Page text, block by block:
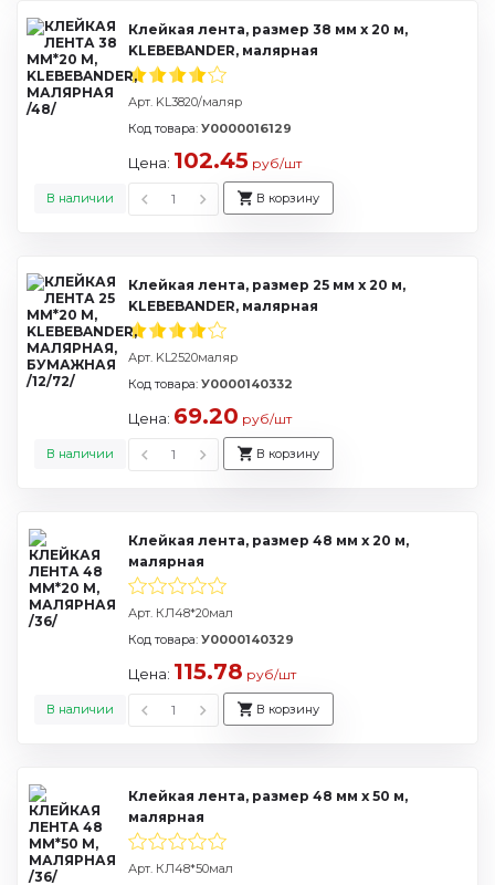
Клейкая лента, размер 38 мм х 20 м,
KLEBEBANDER, малярная
Арт. KL3820/маляр
В наличии
Код товара: У0000016129
Цена: 102.45 руб/шт
В корзину
Клейкая лента, размер 25 мм х 20 м,
KLEBEBANDER, малярная
Арт. KL2520маляр
В наличии
Код товара: У0000140332
Цена: 69.20 руб/шт
В корзину
Клейкая лента, размер 48 мм х 20 м,
малярная
Арт. КЛ48*20мал
В наличии
Код товара: У0000140329
Цена: 115.78 руб/шт
В корзину
Клейкая лента, размер 48 мм х 50 м,
малярная
Арт. КЛ48*50мал